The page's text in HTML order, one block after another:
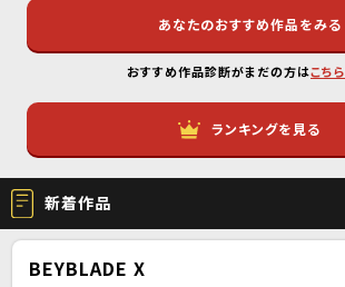
あなたのおすすめ作品をみる
おすすめ作品診断がまだの方はこちら
ランキングを見る
新着作品
BEYBLADE X